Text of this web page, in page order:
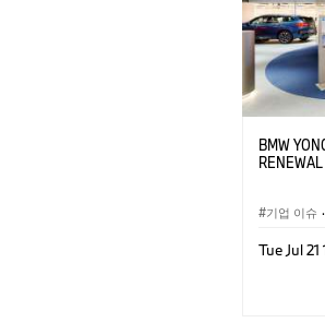
BMW
기업 이슈 ·
Tue Jul